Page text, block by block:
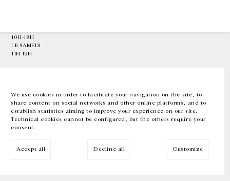
We use cookies in order to facilitate your navigation on the site, to
share content on social networks and other online platforms, and to
establish statistics aiming to improve your experience on our site.
Technical cookies cannot be configured, but the others require your
consent.
Accept all Decline all Customize
10H-18H
LE SAMEDI
11H-19H
EN FR 中文 Facebook Instagram
Inscrivez-vous à notre newsletter